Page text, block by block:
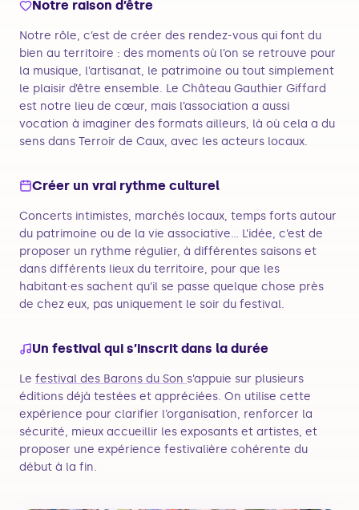
Notre raison d’être
Notre rôle, c’est de créer des rendez-vous qui font du
bien au territoire : des moments où l’on se retrouve pour
la musique, l’artisanat, le patrimoine ou tout simplement
le plaisir d’être ensemble. Le Château Gauthier Giffard
est notre lieu de cœur, mais l’association a aussi
vocation à imaginer des formats ailleurs, là où cela a du
sens dans Terroir de Caux, avec les acteurs locaux.
Créer un vrai rythme culturel
Concerts intimistes, marchés locaux, temps forts autour
du patrimoine ou de la vie associative… L’idée, c’est de
proposer un rythme régulier, à différentes saisons et
dans différents lieux du territoire, pour que les
habitant·es sachent qu’il se passe quelque chose près
de chez eux, pas uniquement le soir du festival.
Un festival qui s’inscrit dans la durée
Le festival des Barons du Son s’appuie sur plusieurs
éditions déjà testées et appréciées. On utilise cette
expérience pour clarifier l’organisation, renforcer la
sécurité, mieux accueillir les exposants et artistes, et
proposer une expérience festivalière cohérente du
début à la fin.